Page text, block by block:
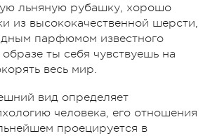
льняную рубашку, хорошо
из высококачественной шерсти,
парфюмом известного
ты себя чувствуешь на
весь мир.
вид определяет
человека, его отношения
проецируется в